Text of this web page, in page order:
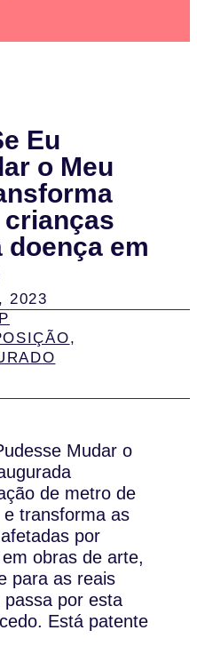
Eu
o Meu
doença em
2023
,
Mudar o
de metro de
transforma as
por
obras de arte,
para as reais
passa por esta
Está patente